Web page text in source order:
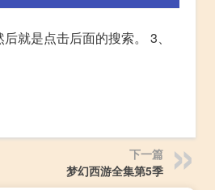
就是点击后面的搜索。 3、
下一篇
梦幻西游全集第5季